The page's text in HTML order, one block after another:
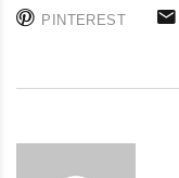
PINTEREST